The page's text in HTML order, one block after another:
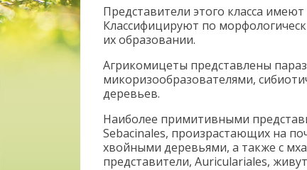
Представители этого класса
Классифицируют по
их образовании.
Агрикомицеты представлены
микоризообразователями,
деревьев.
Наиболее примитивными
Sebacinales, произрастающих на
хвойными деревьями, а также с
представители, Auriculariales,